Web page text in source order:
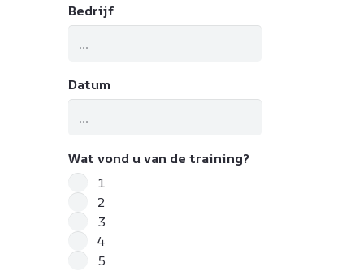
Bedrijf
Datum
Wat vond u van de training?
1
2
3
4
5